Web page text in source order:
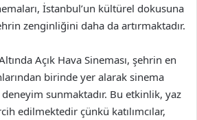
İstanbul’un kültürel dokusuna
zenginliğini daha da artırmaktadır.
Açık Hava Sineması, şehrin en
birinde yer alarak sinema
sunmaktadır. Bu etkinlik, yaz
edilmektedir çünkü katılımcılar,